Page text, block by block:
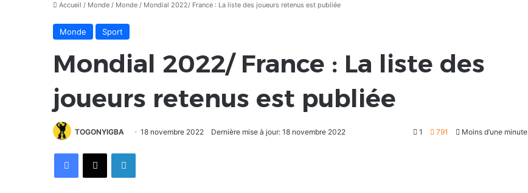
Accueil / Monde / Monde / Mondial 2022/ France : La liste des joueurs retenus est publiée
Monde Sport
Mondial 2022/ France : La liste des
joueurs retenus est publiée
TOGONYIGBA 18 novembre 2022 Dernière mise à jour: 18 novembre 2022 1 791 Moins d’une minute
FacebookX Linkedin